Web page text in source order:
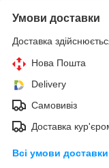
Умови доставки
Доставка
Нова Пошта
Delivery
Самовивіз
Доставка
Всі умови доставки